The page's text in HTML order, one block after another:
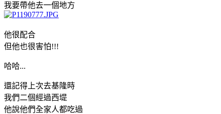
我要帶他去一個地方
他很配合
但他也很害怕!!!
哈哈...
還記得上次去基隆時
我們二個經過西堤
他說他們全家人都吃過